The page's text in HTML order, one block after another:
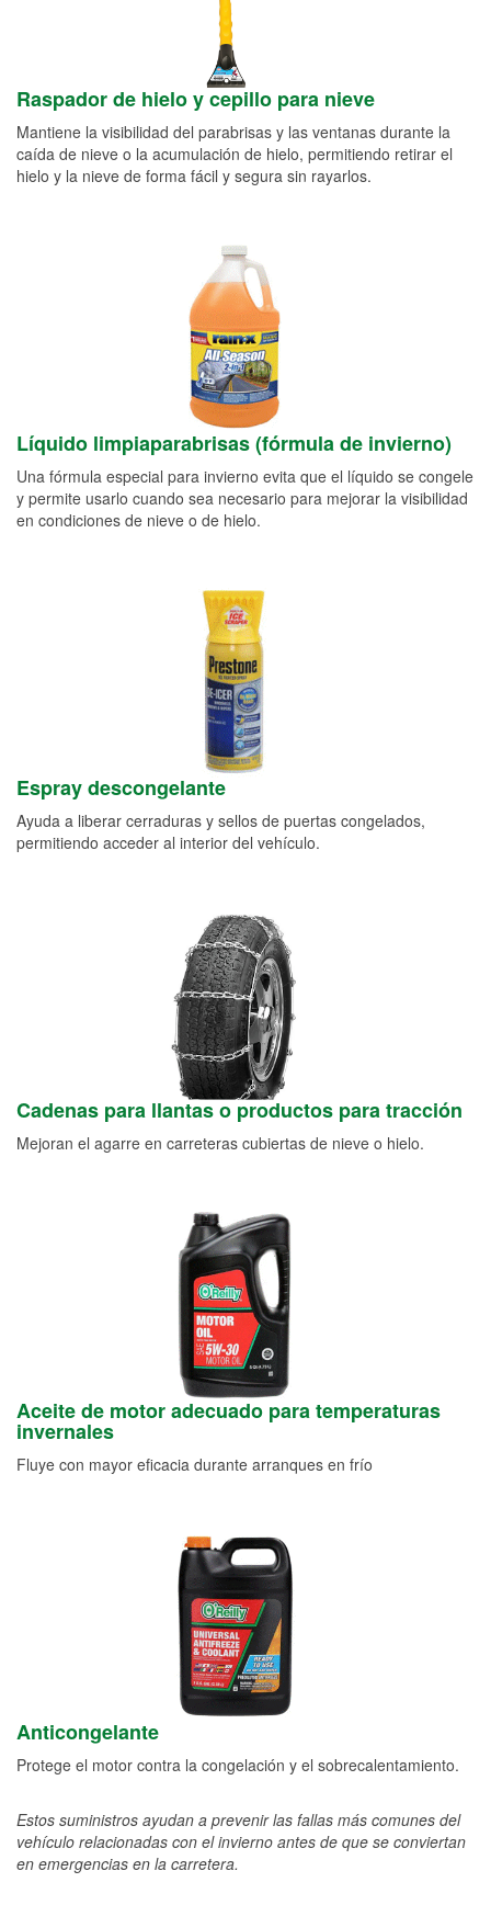
Raspador de hielo y cepillo para nieve
Mantiene la visibilidad del parabrisas y las ventanas durante la
caída de nieve o la acumulación de hielo, permitiendo retirar el
hielo y la nieve de forma fácil y segura sin rayarlos.
Líquido limpiaparabrisas (fórmula de invierno)
Una fórmula especial para invierno evita que el líquido se congele
y permite usarlo cuando sea necesario para mejorar la visibilidad
en condiciones de nieve o de hielo.
Espray descongelante
Ayuda a liberar cerraduras y sellos de puertas congelados,
permitiendo acceder al interior del vehículo.
Cadenas para llantas o productos para tracción
Mejoran el agarre en carreteras cubiertas de nieve o hielo.
Aceite de motor adecuado para temperaturas
invernales
Fluye con mayor eficacia durante arranques en frío
Anticongelante
Protege el motor contra la congelación y el sobrecalentamiento.
Estos suministros ayudan a prevenir las fallas más comunes del
vehículo relacionadas con el invierno antes de que se conviertan
en emergencias en la carretera.